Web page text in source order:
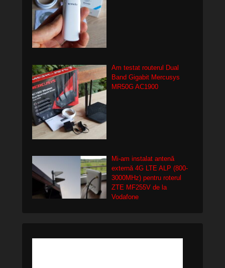
Am testat routerul Dual
Band Gigabit Mercusys
MR50G AC1900
Mi-am instalat antenă
externă 4G LTE ALP (800-
3000MHz) pentru roterul
ZTE MF255V de la
Vodafone